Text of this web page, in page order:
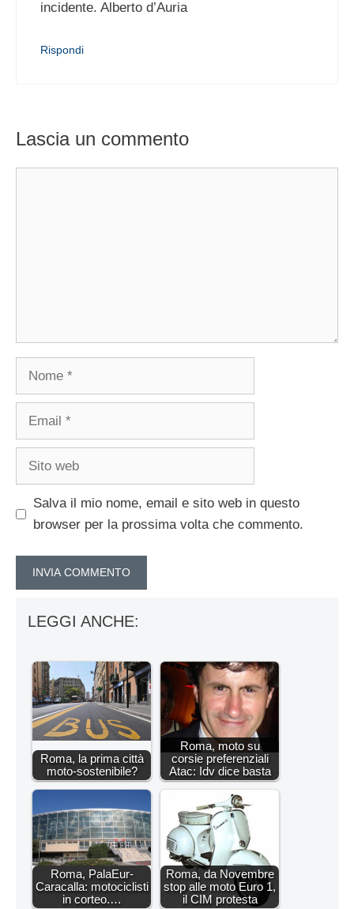
incidente. Alberto d’Auria
Rispondi
Lascia un commento
Nome
Email
Sito
Salva il mio nome, email e sito web in questo
browser per la prossima volta che commento.
LEGGI ANCHE:
Roma, la prima città
moto-sostenibile?
Roma, moto su
corsie preferenziali
Atac: Idv dice basta
Roma, PalaEur-
Caracalla: motociclisti
in corteo.…
Roma, da Novembre
stop alle moto Euro 1,
il CIM protesta